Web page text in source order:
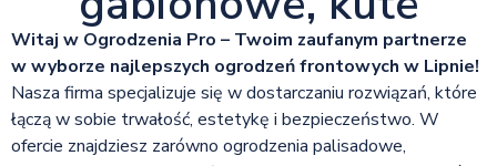
Witaj w Ogrodzenia Pro – Twoim zaufanym partnerze
w wyborze najlepszych ogrodzeń frontowych w Lipnie!
Nasza firma specjalizuje się w dostarczaniu rozwiązań, które
łączą w sobie trwałość, estetykę i bezpieczeństwo. W
ofercie znajdziesz zarówno ogrodzenia palisadowe,